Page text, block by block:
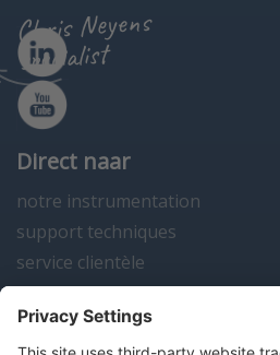
Chris Neyens
specialist
Direct naar
notre instrumentation
support techniques
service clientèle
actualités
contact